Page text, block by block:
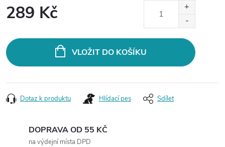
289 Kč
VLOŽIT DO KOŠÍKU
Dotaz k produktu Hlídací pes Sdílet
DOPRAVA OD 55 KČ
na výdejní místa DPD